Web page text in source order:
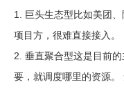
1. 巨头生态型比如美团
项目方，很难直接接入。
2. 垂直聚合型这是目前
要，就调度哪里的资源